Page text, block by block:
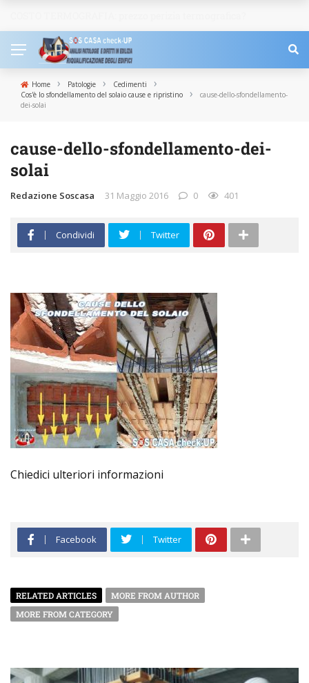
Home › Patologie › Cedimenti ›
Cos'è lo sfondellamento del solaio cause e ripristino ›
cause-dello-sfondellamento-
dei-solai
cause-dello-sfondellamento-dei-
solai
Redazione Soscasa 31 Maggio 2016 0 401
Condividi Twitter
Chiedici ulteriori informazioni
Facebook Twitter
RELATED ARTICLES
MORE FROM AUTHOR
MORE FROM CATEGORY